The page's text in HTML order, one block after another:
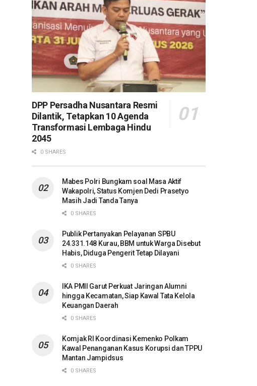
DPP Persadha Nusantara Resmi
Dilantik, Tetapkan 10 Agenda
Transformasi Lembaga Hindu
2045
0 SHARES
Mabes Polri Bungkam soal Masa Aktif
Wakapolri, Status Komjen Dedi Prasetyo
Masih Jadi Tanda Tanya
0 SHARES
Publik Pertanyakan Pelayanan SPBU
24.331.148 Kurau, BBM untuk Warga Disebut
Habis, Diduga Pengerit Tetap Dilayani
0 SHARES
IKA PMII Garut Perkuat Jaringan Alumni
hingga Kecamatan, Siap Kawal Tata Kelola
Keuangan Daerah
0 SHARES
Komjak RI Koordinasi Kemenko Polkam
Kawal Penanganan Kasus Korupsi dan TPPU
Mantan Jampidsus
0 SHARES